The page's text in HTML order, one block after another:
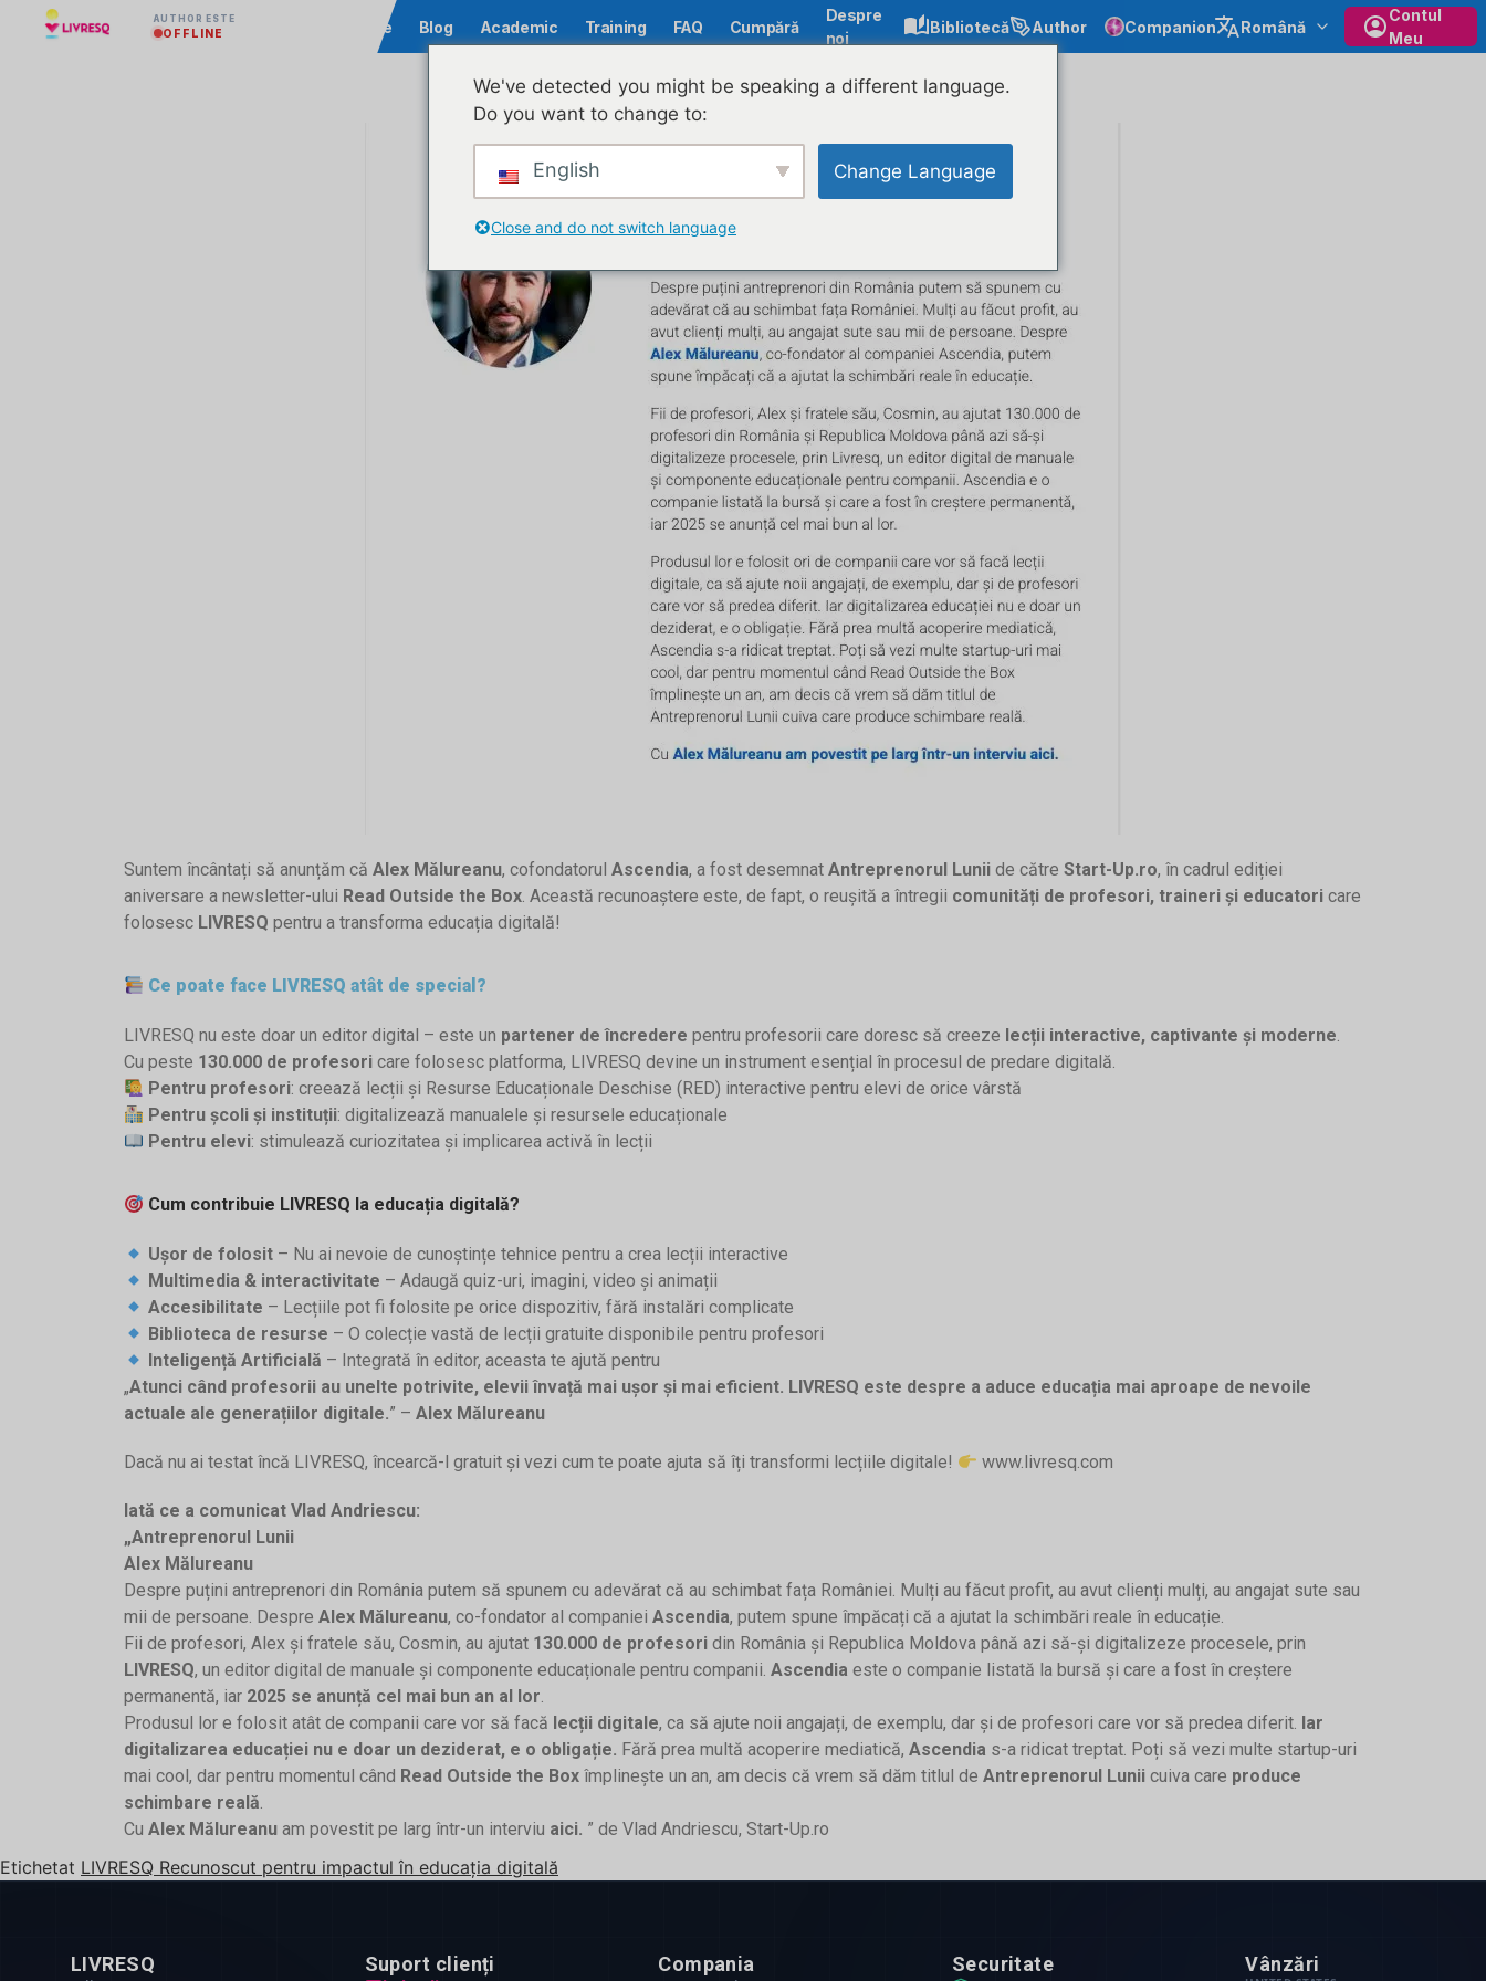
AUTHOR ESTE
OFFLINE Comunitate Blog Academic Training FAQ Cumpără
Despre
noi
Bibliotecă Author Companion Română
Contul
Meu
LIVRESQ
Recunoscut pentru impactul în educația digitală!
Suntem încântați să anunțăm că Alex Mălureanu, cofondatorul Ascendia, a fost desemnat Antreprenorul Lunii de către Start-Up.ro, în cadrul ediției
aniversare a newsletter-ului Read Outside the Box. Această recunoaștere este, de fapt, o reușită a întregii comunități de profesori, traineri și educatori care
folosesc LIVRESQ pentru a transforma educația digitală!
Ce poate face LIVRESQ atât de special?
LIVRESQ nu este doar un editor digital – este un partener de încredere pentru profesorii care doresc să creeze lecții interactive, captivante și moderne.
Cu peste 130.000 de profesori care folosesc platforma, LIVRESQ devine un instrument esențial în procesul de predare digitală.
Pentru profesori: creează lecții și Resurse Educaționale Deschise (RED) interactive pentru elevi de orice vârstă
Pentru școli și instituții: digitalizează manualele și resursele educaționale
Pentru elevi: stimulează curiozitatea și implicarea activă în lecții
Cum contribuie LIVRESQ la educația digitală?
Ușor de folosit – Nu ai nevoie de cunoștințe tehnice pentru a crea lecții interactive
Multimedia & interactivitate – Adaugă quiz-uri, imagini, video și animații
Accesibilitate – Lecțiile pot fi folosite pe orice dispozitiv, fără instalări complicate
Biblioteca de resurse – O colecție vastă de lecții gratuite disponibile pentru profesori
Inteligență Artificială – Integrată în editor, aceasta te ajută pentru
„Atunci când profesorii au unelte potrivite, elevii învață mai ușor și mai eficient. LIVRESQ este despre a aduce educația mai aproape de nevoile
actuale ale generațiilor digitale.” – Alex Mălureanu
Dacă nu ai testat încă LIVRESQ, încearcă-l gratuit și vezi cum te poate ajuta să îți transformi lecțiile digitale! www.livresq.com
Iată ce a comunicat Vlad Andriescu:
„Antreprenorul Lunii
Alex Mălureanu
Despre puțini antreprenori din România putem să spunem cu adevărat că au schimbat fața României. Mulți au făcut profit, au avut clienți mulți, au angajat sute sau
mii de persoane. Despre Alex Mălureanu, co-fondator al companiei Ascendia, putem spune împăcați că a ajutat la schimbări reale în educație.
Fii de profesori, Alex și fratele său, Cosmin, au ajutat 130.000 de profesori din România și Republica Moldova până azi să-și digitalizeze procesele, prin
LIVRESQ, un editor digital de manuale și componente educaționale pentru companii. Ascendia este o companie listată la bursă și care a fost în creștere
permanentă, iar 2025 se anunță cel mai bun an al lor.
Produsul lor e folosit atât de companii care vor să facă lecții digitale, ca să ajute noii angajați, de exemplu, dar și de profesori care vor să predea diferit. Iar
digitalizarea educației nu e doar un deziderat, e o obligație. Fără prea multă acoperire mediatică, Ascendia s-a ridicat treptat. Poți să vezi multe startup-uri
mai cool, dar pentru momentul când Read Outside the Box împlinește un an, am decis că vrem să dăm titlul de Antreprenorul Lunii cuiva care produce
schimbare reală.
Cu Alex Mălureanu am povestit pe larg într-un interviu aici. ” de Vlad Andriescu, Start-Up.ro
Etichetat LIVRESQ Recunoscut pentru impactul în educația digitală
LIVRESQ Suport clienți Compania Securitate Vânzări
We've detected you might be speaking a different language.
Do you want to change to:
English Change Language
Close and do not switch language